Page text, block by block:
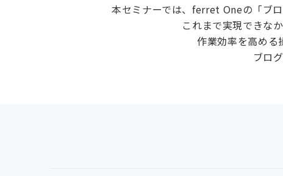
本セミナーでは、ferret Oneの「ブ
これまで実現できな
作業効率を高める
ブロ